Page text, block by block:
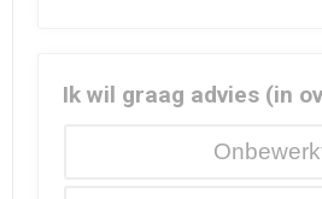
Ik wil graag advies (in